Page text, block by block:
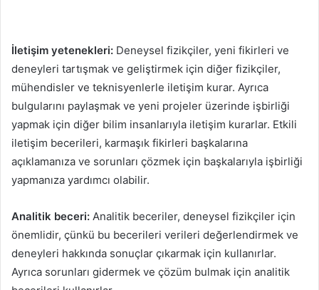
İletişim yetenekleri: Deneysel fizikçiler, yeni fikirleri ve
deneyleri tartışmak ve geliştirmek için diğer fizikçiler,
mühendisler ve teknisyenlerle iletişim kurar. Ayrıca
bulgularını paylaşmak ve yeni projeler üzerinde işbirliği
yapmak için diğer bilim insanlarıyla iletişim kurarlar. Etkili
iletişim becerileri, karmaşık fikirleri başkalarına
açıklamanıza ve sorunları çözmek için başkalarıyla işbirliği
yapmanıza yardımcı olabilir.
Analitik beceri: Analitik beceriler, deneysel fizikçiler için
önemlidir, çünkü bu becerileri verileri değerlendirmek ve
deneyleri hakkında sonuçlar çıkarmak için kullanırlar.
Ayrıca sorunları gidermek ve çözüm bulmak için analitik